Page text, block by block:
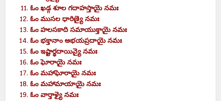
ఓంఖడ్గ శూల గదాహస్తాయైనమః
ఓంముసల ధారిణ్యైనమః
ఓంహలసకాదిసమాయుక్తాయైనమః
ఓంభక్తానాంఅభయప్రదాయైనమః
ఓంఇష్టార్థదాయిన్యైనమః
ఓంఘోరాయైనమః
ఓంమహాఘోరాయైనమః
ఓంమహామాయాయైనమః
ఓంవార్తాళ్యైనమః